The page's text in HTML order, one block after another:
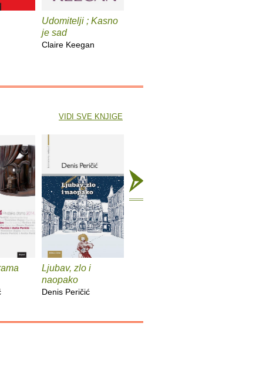
Udomitelji ; Kasno
je sad
Claire Keegan
Ljubav, zlo i
naopako
Denis Peričić
VIDI SVE KNJIGE